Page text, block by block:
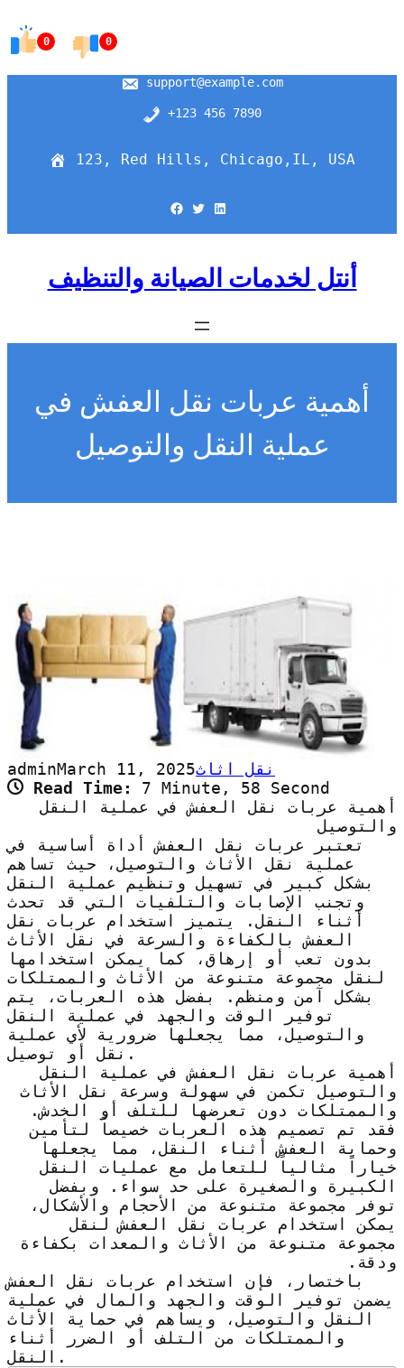
0 0
support@example.com
+123 456 7890
123, Red Hills, Chicago,IL, USA
Facebook Twitter LinkedIn
أنتل لخدمات الصيانة والتنظيف
أهمية عربات نقل العفش في
عملية النقل والتوصيل
adminMarch 11, 2025نقل اثاث
Read Time:
7 Minute, 58 Second
أهمية عربات نقل العفش في عملية النقل
والتوصيل
تعتبر عربات نقل العفش أداة أساسية في
عملية نقل الأثاث والتوصيل، حيث تساهم
بشكل كبير في تسهيل وتنظيم عملية النقل
وتجنب الإصابات والتلفيات التي قد تحدث
أثناء النقل. يتميز استخدام عربات نقل
العفش بالكفاءة والسرعة في نقل الأثاث
بدون تعب أو إرهاق، كما يمكن استخدامها
لنقل مجموعة متنوعة من الأثاث والممتلكات
بشكل آمن ومنظم. بفضل هذه العربات، يتم
توفير الوقت والجهد في عملية النقل
والتوصيل، مما يجعلها ضرورية لأي عملية
نقل أو توصيل.
أهمية عربات نقل العفش في عملية النقل
والتوصيل تكمن في سهولة وسرعة نقل الأثاث
والممتلكات دون تعرضها للتلف أو الخدش.
فقد تم تصميم هذه العربات خصيصاً لتأمين
وحماية العفش أثناء النقل، مما يجعلها
خياراً مثالياً للتعامل مع عمليات النقل
الكبيرة والصغيرة على حد سواء. وبفضل
توفر مجموعة متنوعة من الأحجام والأشكال،
يمكن استخدام عربات نقل العفش لنقل
مجموعة متنوعة من الأثاث والمعدات بكفاءة
ودقة.
باختصار، فإن استخدام عربات نقل العفش
يضمن توفير الوقت والجهد والمال في عملية
النقل والتوصيل، ويساهم في حماية الأثاث
والممتلكات من التلف أو الضرر أثناء
النقل.